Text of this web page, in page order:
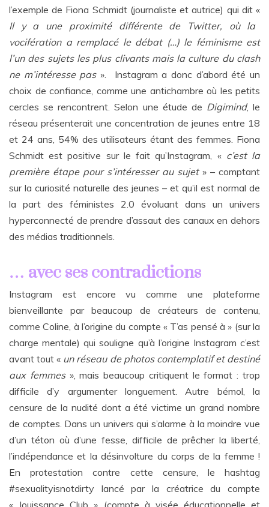
l’exemple de Fiona Schmidt (journaliste et autrice) qui dit «
Il y a une proximité différente de Twitter, où la
vocifération a remplacé le débat (…) le féminisme est
l’un des sujets les plus clivants mais la culture du clash
ne m’intéresse pas». Instagram a donc d’abord été un
choix de confiance, comme une antichambre où les petits
cercles se rencontrent. Selon une étude de Digimind, le
réseau présenterait une concentration de jeunes entre 18
et 24 ans, 54% des utilisateurs étant des femmes. Fiona
Schmidt est positive sur le fait qu’Instagram, « c’est la
première étape pour s’intéresser au sujet» – comptant
sur la curiosité naturelle des jeunes – et qu’il est normal de
la part des féministes 2.0 évoluant dans un univers
hyperconnecté de prendre d’assaut des canaux en dehors
des médias traditionnels.
… avec ses contradictions
Instagram est encore vu comme une plateforme
bienveillante par beaucoup de créateurs de contenu,
comme Coline, à l’origine du compte « T’as pensé à » (sur la
charge mentale) qui souligne qu’à l’origine Instagram c’est
avant tout « un réseau de photos contemplatif et destiné
aux femmes», mais beaucoup critiquent le format : trop
difficile d’y argumenter longuement. Autre bémol, la
censure de la nudité dont a été victime un grand nombre
de comptes. Dans un univers qui s’alarme à la moindre vue
d’un téton où d’une fesse, difficile de prêcher la liberté,
l’indépendance et la désinvolture du corps de la femme !
En protestation contre cette censure, le hashtag
#sexualityisnotdirty lancé par la créatrice du compte
« Jouissance Club » (compte à visée éducationnelle et